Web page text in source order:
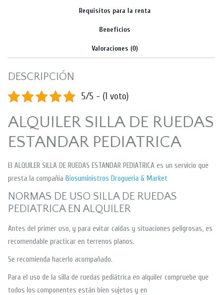
Requisitos para la renta
Beneficios
Valoraciones (0)
DESCRIPCIÓN
5/5 - (1 voto)
ALQUILER SILLA DE RUEDAS
ESTANDAR PEDIATRICA
El ALQUILER SILLA DE RUEDAS ESTANDAR PEDIATRICA es un servicio que
presta la compañia Biosuministros Drogueria & Market
NORMAS DE USO SILLA DE RUEDAS
PEDIATRICA EN ALQUILER
Antes del primer uso, y para evitar caídas y situaciones peligrosas, es
recomendable practicar en terrenos planos.
Se recomienda hacerlo acompañado.
Para el uso de la silla de ruedas pediátrica en alquiler compruebe que
todos los componentes están bien sujetos y en